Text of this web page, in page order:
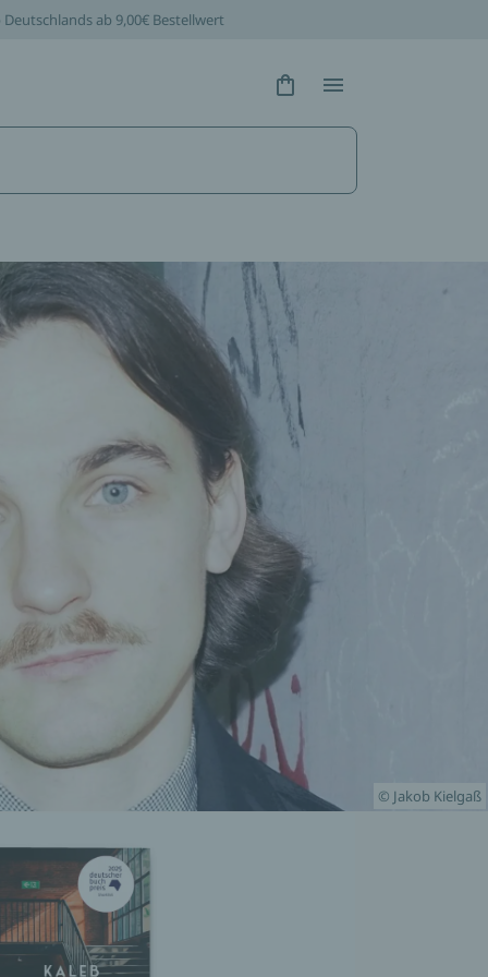
ab 9,00€ Bestellwert
Hidden Text
Hidden Text
© Jakob Kielgaß